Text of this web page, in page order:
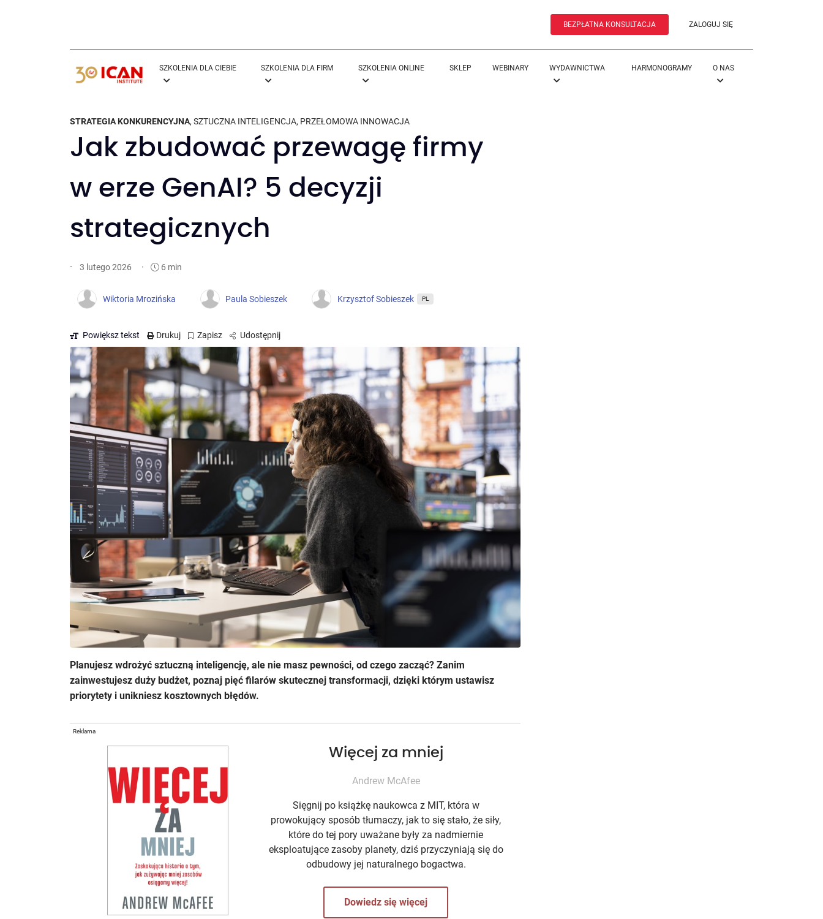
BEZPŁATNA KONSULTACJA ZALOGUJ SIĘ
SZKOLENIA DLA CIEBIE SZKOLENIA DLA FIRM SZKOLENIA ONLINE SKLEP WEBINARY WYDAWNICTWA HARMONOGRAMY O NAS
STRATEGIA KONKURENCYJNA, SZTUCZNA INTELIGENCJA, PRZEŁOMOWA INNOWACJA
Jak zbudować przewagę firmy
w erze GenAI? 5 decyzji
strategicznych
· 3 lutego 2026 · 6 min
Wiktoria Mrozińska Paula Sobieszek Krzysztof Sobieszek PL
Powiększ tekst Drukuj Zapisz Udostępnij
Planujesz wdrożyć sztuczną inteligencję, ale nie masz pewności, od czego zacząć? Zanim
zainwestujesz duży budżet, poznaj pięć filarów skutecznej transformacji, dzięki którym ustawisz
priorytety i unikniesz kosztownych błędów.
Reklama
Więcej za mniej
Andrew McAfee
Sięgnij po książkę naukowca z MIT, która w
prowokujący sposób tłumaczy, jak to się stało, że siły,
które do tej pory uważane były za nadmiernie
eksploatujące zasoby planety, dziś przyczyniają się do
odbudowy jej naturalnego bogactwa.
Dowiedz się więcej